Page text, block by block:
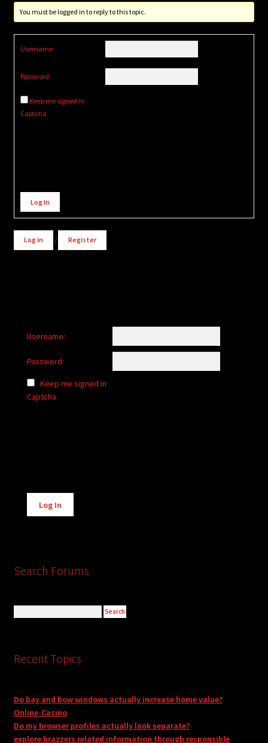
You must be logged in to reply to this topic.
Username:
Password:
Keep me signed in
Captcha
Alternative:
Log In
Log in / Register
Username:
Password:
Keep me signed in
Captcha
Alternative:
Log In
Search Forums
Recent Topics
Do bay and bow windows actually increase home value?
Online-Casino
Do my browser profiles actually look separate?
explore brazzers related information through responsible